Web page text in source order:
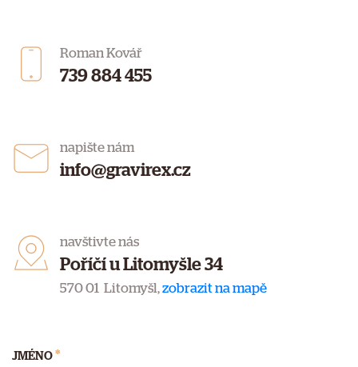
Roman Kovář
739 884 455
napište nám
info@gravirex.cz
navštivte nás
Poříčí u Litomyšle 34
570 01 Litomyšl,zobrazit na mapě
JMÉNO *